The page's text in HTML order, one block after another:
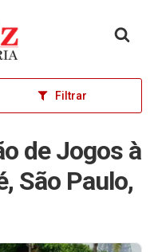
Filtrar
de Jogos à
São Paulo,